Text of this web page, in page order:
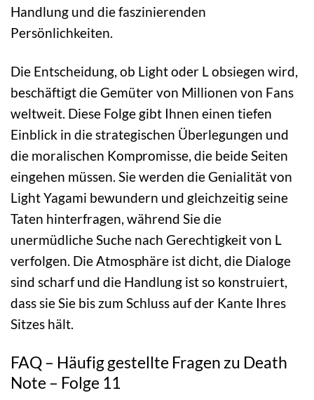
Handlung und die faszinierenden
Persönlichkeiten.
Die Entscheidung, ob Light oder L obsiegen wird,
beschäftigt die Gemüter von Millionen von Fans
weltweit. Diese Folge gibt Ihnen einen tiefen
Einblick in die strategischen Überlegungen und
die moralischen Kompromisse, die beide Seiten
eingehen müssen. Sie werden die Genialität von
Light Yagami bewundern und gleichzeitig seine
Taten hinterfragen, während Sie die
unermüdliche Suche nach Gerechtigkeit von L
verfolgen. Die Atmosphäre ist dicht, die Dialoge
sind scharf und die Handlung ist so konstruiert,
dass sie Sie bis zum Schluss auf der Kante Ihres
Sitzes hält.
FAQ – Häufig gestellte Fragen zu Death
Note – Folge 11